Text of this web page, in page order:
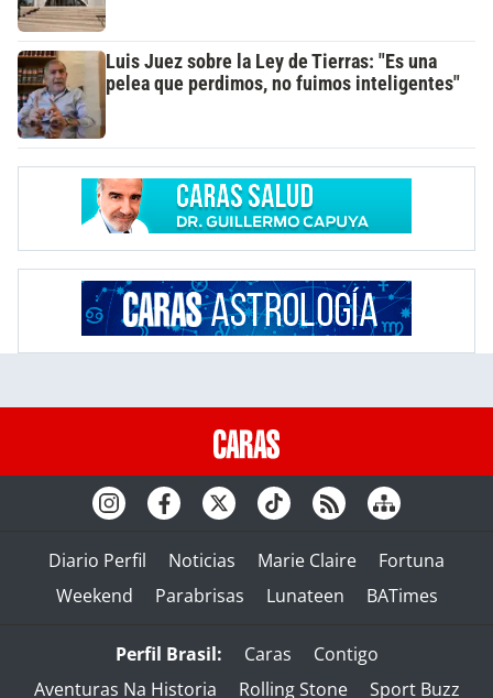
Luis Juez sobre la Ley de Tierras: "Es una
pelea que perdimos, no fuimos inteligentes"
Diario Perfil Noticias Marie Claire
Fortuna
Weekend
Parabrisas Lunateen BATimes
Perfil Brasil: Caras
Contigo
Aventuras Na Historia
Rolling Stone Sport Buzz